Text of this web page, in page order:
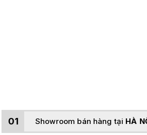
01 Showroom bán hàng tại HÀ